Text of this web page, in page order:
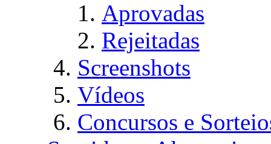
Aprovadas
Rejeitadas
Screenshots
Vídeos
Concursos e